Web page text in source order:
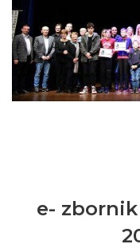
e-